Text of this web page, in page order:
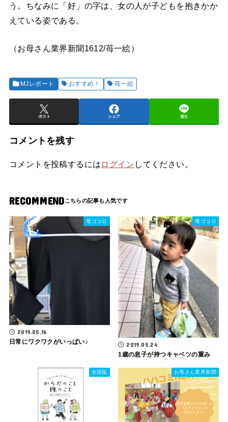
う。ちなみに「好」の字は、女の人が子どもを抱きかか
えている姿である。
（お母さん業界新聞1612/苺一絵）
MJレポート おすすめ！ 苺一絵
ポスト シェア 送る
コメントを残す
コメントを投稿するには ログイン してください。
RECOMMEND
母ゴコロ
2019.05.16
日常にワクワクがいっぱい♪
母ゴコロ
2019.05.24
1歳の息子が持つキャベツの重み
全国版 お母さん業界新聞